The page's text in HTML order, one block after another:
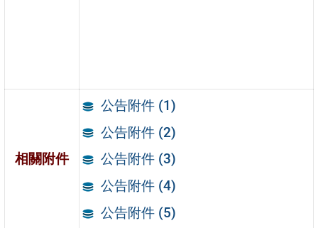
相關附件
公告附件 (1)
公告附件 (2)
公告附件 (3)
公告附件 (4)
公告附件 (5)